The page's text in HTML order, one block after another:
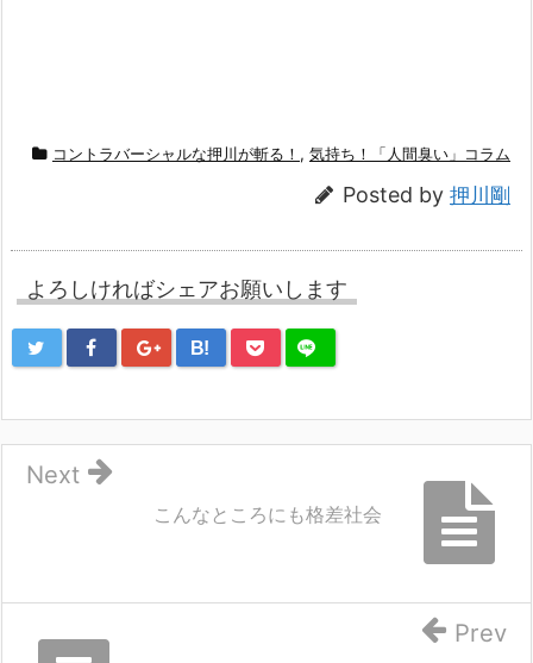
コントラバーシャルな押川が斬る！ , 気持ち！「人間臭い」コラム
Posted by 押川剛
よろしければシェアお願いします
B!
こんなところにも格差社会
Next
Prev